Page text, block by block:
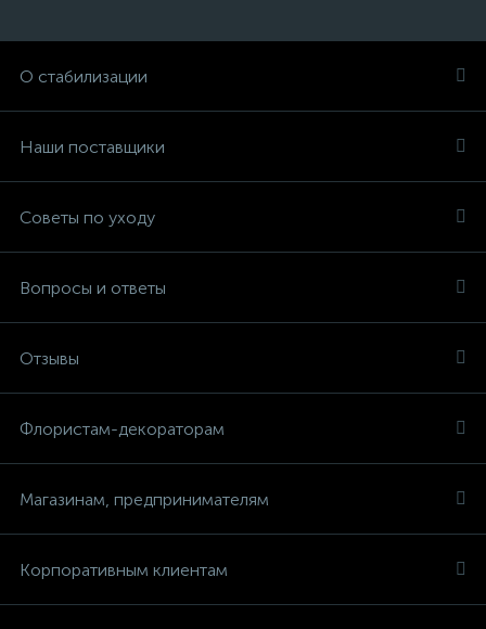
О стабилизации
Наши поставщики
Советы по уходу
Вопросы и ответы
Отзывы
Флористам-декораторам
Магазинам, предпринимателям
Корпоративным клиентам